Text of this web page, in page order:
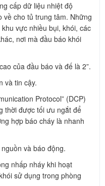
cấp dữ liệu nhiệt độ
về cho tủ trung tâm. Những
vực nhiều bụi, khói, các
nơi mà đầu báo khói
của đầu báo và đế là 2”.
và tin cậy.
Protocol” (DCP)
thời được tối ưu ngắt để
hợp báo cháy là nhanh
và báo động.
nhấp nháy khi hoạt
sử dụng trong phòng